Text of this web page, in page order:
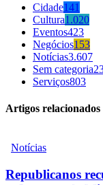
Cidade141
Cultura1.020
Eventos423
Negócios153
Notícias3.607
Sem categoria
Serviços803
Artigos relacionados
Notícias
Republicanos